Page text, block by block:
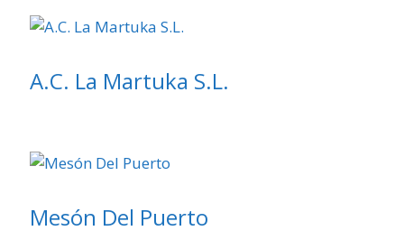
A.C. La Martuka S.L.
Mesón Del Puerto